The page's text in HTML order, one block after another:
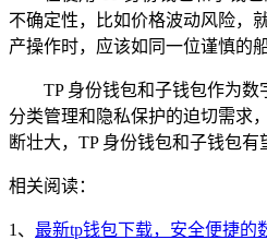
不确定性，比如价格波动风险，
产操作时，应该如同一位谨慎的
TP 身份钱包和子钱包作为
分类管理和隐私保护的迫切需求
断壮大，TP 身份钱包和子钱包
相关阅读：
1、 最新tp钱包下载，安全便捷的